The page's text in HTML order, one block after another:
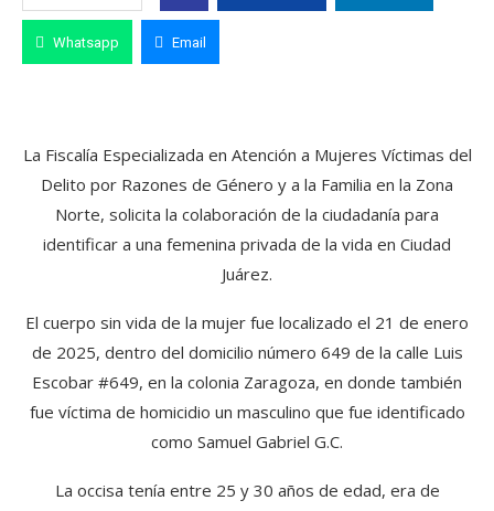
Whatsapp Email
La Fiscalía Especializada en Atención a Mujeres Víctimas del
Delito por Razones de Género y a la Familia en la Zona
Norte, solicita la colaboración de la ciudadanía para
identificar a una femenina privada de la vida en Ciudad
Juárez.
El cuerpo sin vida de la mujer fue localizado el 21 de enero
de 2025, dentro del domicilio número 649 de la calle Luis
Escobar #649, en la colonia Zaragoza, en donde también
fue víctima de homicidio un masculino que fue identificado
como Samuel Gabriel G.C.
La occisa tenía entre 25 y 30 años de edad, era de